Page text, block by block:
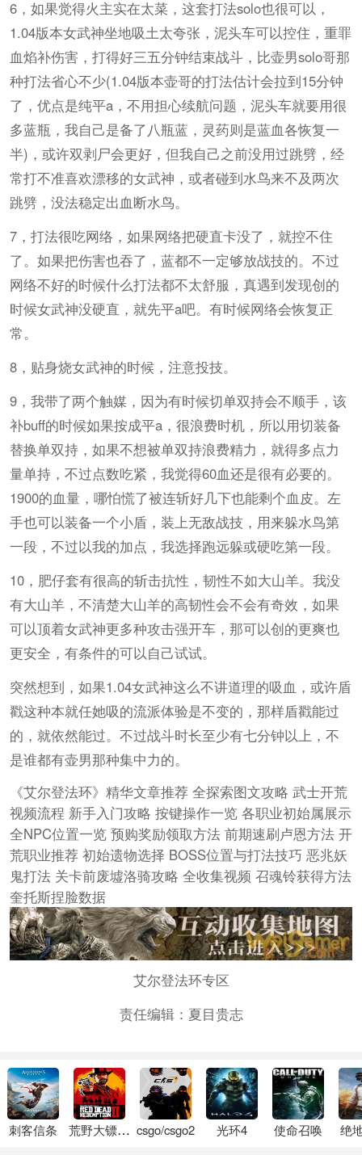
6，如果觉得火主实在太菜，这套打法solo也很可以，
1.04版本女武神坐地吸土太夸张，泥头车可以控住，重罪
血焰补伤害，打得好三五分钟结束战斗，比壶男solo哥那
种打法省心不少(1.04版本壶哥的打法估计会拉到15分钟
了，优点是纯平a，不用担心续航问题，泥头车就要用很
多蓝瓶，我自己是备了八瓶蓝，灵药则是蓝血各恢复一
半)，或许双剥尸会更好，但我自己之前没用过跳劈，经
常打不准喜欢漂移的女武神，或者碰到水鸟来不及两次
跳劈，没法稳定出血断水鸟。
7，打法很吃网络，如果网络把硬直卡没了，就控不住
了。如果把伤害也吞了，蓝都不一定够放战技的。不过
网络不好的时候什么打法都不太舒服，真遇到发现创的
时候女武神没硬直，就先平a吧。有时候网络会恢复正
常。
8，贴身烧女武神的时候，注意投技。
9，我带了两个触媒，因为有时候切单双持会不顺手，该
补buff的时候如果按成平a，很浪费时机，所以用切装备
替换单双持，如果不想被单双持浪费精力，就得多点力
量单持，不过点数吃紧，我觉得60血还是很有必要的。
1900的血量，哪怕慌了被连斩好几下也能剩个血皮。左
手也可以装备一个小盾，装上无敌战技，用来躲水鸟第
一段，不过以我的加点，我选择跑远躲或硬吃第一段。
10，肥仔套有很高的斩击抗性，韧性不如大山羊。我没
有大山羊，不清楚大山羊的高韧性会不会有奇效，如果
可以顶着女武神更多种攻击强开车，那可以创的更爽也
更安全，有条件的可以自己试试。
突然想到，如果1.04女武神这么不讲道理的吸血，或许盾
戳这种本就任她吸的流派体验是不变的，那样盾戳能过
的，就依然能过。不过战斗时长至少有七分钟以上，不
是谁都有壶男那种集中力的。
《艾尔登法环》精华文章推荐 全探索图文攻略 武士开荒
视频流程 新手入门攻略 按键操作一览 各职业初始属展示
全NPC位置一览 预购奖励领取方法 前期速刷卢恩方法 开
荒职业推荐 初始遗物选择 BOSS位置与打法技巧 恶兆妖
鬼打法 关卡前废墟洛骑攻略 全收集视频 召魂铃获得方法
奎托斯捏脸数据
艾尔登法环专区
责任编辑：夏目贵志
刺客信条 荒野大镖客2 csgo/csgo2 光环4 使命召唤 绝